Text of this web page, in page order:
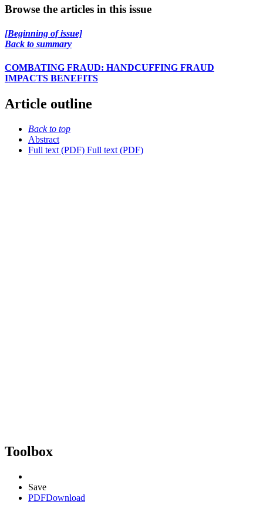
Browse the articles in this issue
[Beginning of issue]
Back to summary
COMBATING FRAUD: HANDCUFFING FRAUD
IMPACTS BENEFITS
Article outline
Back to top
Abstract
Full text (PDF) Full text (PDF)
Toolbox
Save
PDFDownload